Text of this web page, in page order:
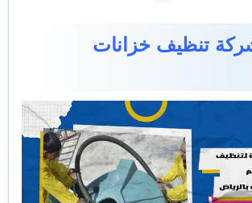
تنظيف خزانات